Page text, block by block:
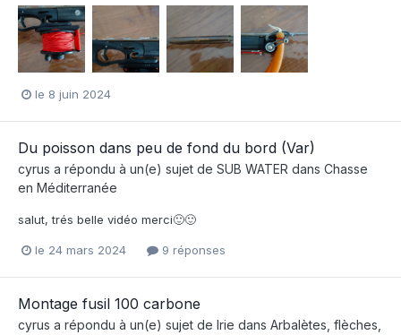
le 8 juin 2024
Du poisson dans peu de fond du bord (Var)
cyrus a répondu à un(e) sujet de SUB WATER dans Chasse
en Méditerranée
salut, trés belle vidéo merci🙂🙂
le 24 mars 2024 9 réponses
Montage fusil 100 carbone
cyrus a répondu à un(e) sujet de Irie dans Arbalètes, flèches,